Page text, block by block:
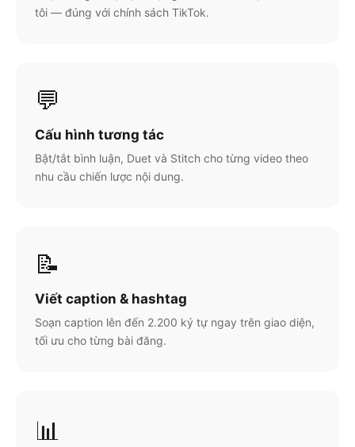
tôi — đúng với chính sách TikTok.
💬
Cấu hình tương tác
Bật/tắt bình luận, Duet và Stitch cho từng video theo
nhu cầu chiến lược nội dung.
📝
Viết caption & hashtag
Soạn caption lên đến 2.200 ký tự ngay trên giao diện,
tối ưu cho từng bài đăng.
📊